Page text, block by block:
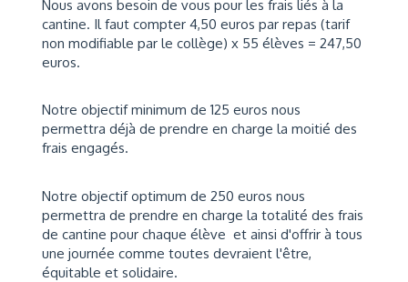
Nous avons besoin de vous pour les frais liés à la
cantine. Il faut compter 4,50 euros par repas (tarif
non modifiable par le collège) x 55 élèves = 247,50
euros.
Notre objectif minimum de 125 euros nous
permettra déjà de prendre en charge la moitié des
frais engagés.
Notre objectif optimum de 250 euros nous
permettra de prendre en charge la totalité des frais
de cantine pour chaque élève et ainsi d'offrir à tous
une journée comme toutes devraient l'être,
équitable et solidaire.